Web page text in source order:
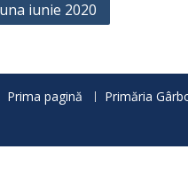
iunie 2020
Prima pagină Primăria